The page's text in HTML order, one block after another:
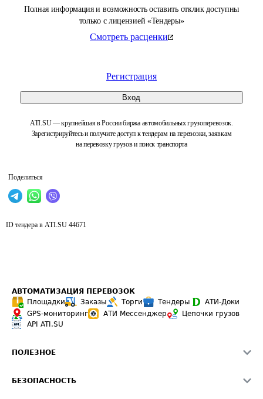
Полная информация и возможность оставить отклик доступны
только с лицензией «Тендеры»
Смотреть расценки
Регистрация
Вход
ATI.SU — крупнейшая в России биржа автомобильных грузоперевозок.
Зарегистрируйтесь и получите доступ к тендерам на перевозки, заявкам
на перевозку грузов и поиск транспорта
Поделиться
ID тендера в ATI.SU 44671
АВТОМАТИЗАЦИЯ ПЕРЕВОЗОК
Площадки
Заказы Торги Тендеры
АТИ-Доки
GPS-мониторинг
АТИ Мессенджер
Цепочки грузов
API ATI.SU
ПОЛЕЗНОЕ
БЕЗОПАСНОСТЬ